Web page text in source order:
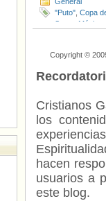
"Puto" Copa
Semo
México
Copyright ©
Cristianos
los
hacen
usuarios a
este blog.